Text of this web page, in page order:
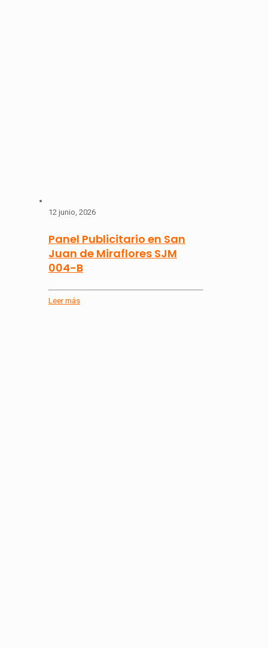
12 junio, 2026
Panel Publicitario en San
Juan de Miraflores SJM
004-B
Leer más